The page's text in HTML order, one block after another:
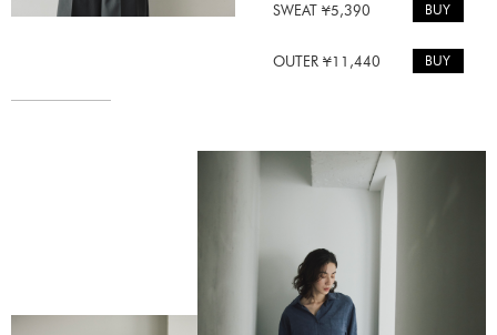
SWEAT ¥5,390 BUY
OUTER ¥11,440 BUY